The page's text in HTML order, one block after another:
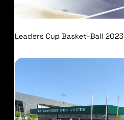
Leaders Cup Basket-Ball 2023